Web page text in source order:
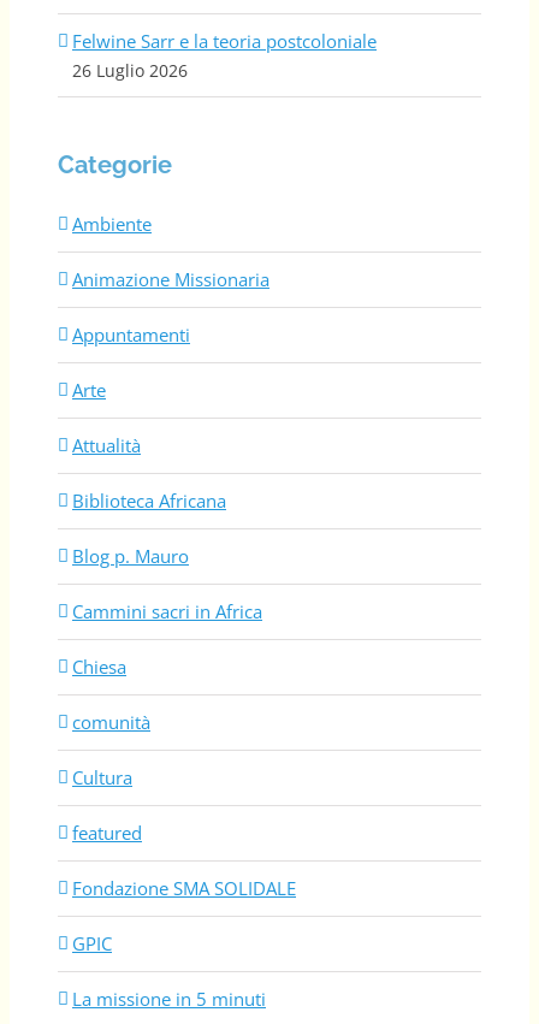
Felwine Sarr e la teoria postcoloniale
26 Luglio 2026
Categorie
Ambiente
Animazione Missionaria
Appuntamenti
Arte
Attualità
Biblioteca Africana
Blog p. Mauro
Cammini sacri in Africa
Chiesa
comunità
Cultura
featured
Fondazione SMA SOLIDALE
GPIC
La missione in 5 minuti